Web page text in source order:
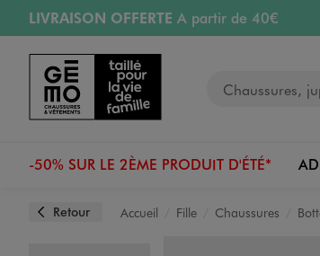
Aller au contenu principal
Aller à la navigation
LIVRAISON OFFERTE A partir de 40€
RETRAIT ET LIVRAISON OFFERTE
RÉSERVATION GRATUITE
4h en magasin
Retours OFFERTSpendant 30 jours
-50% SUR LE 2ÈME PRODUIT D'ÉTÉ*
Retour Accueil Fille Chaussures